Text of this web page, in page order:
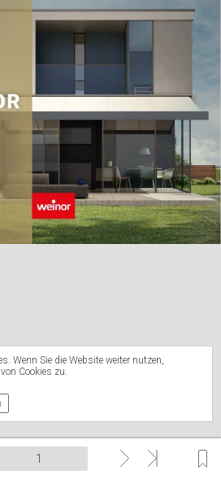
Wenn Sie die Website weiter nutzen,
Cookies zu.